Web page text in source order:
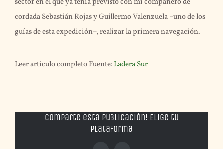
sector en el que ya tenía previsto con mi compañero de
cordada Sebastián Rojas y Guillermo Valenzuela –uno de los
guías de esta expedición–, realizar la primera navegación.
Leer artículo completo Fuente: Ladera Sur
Comparte esta publicación! Elige tu
plataforma